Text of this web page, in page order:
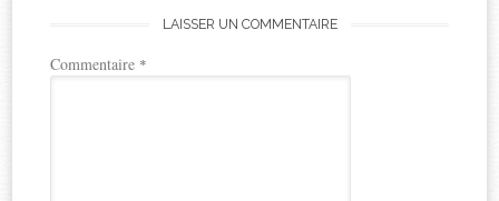
LAISSER UN COMMENTAIRE
Commentaire *